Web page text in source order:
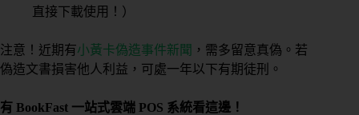
直接下載使用！）
注意！近期有小黃卡偽造事件新聞 ，需多留意真偽。若
偽造文書損害他人利益，可處一年以下有期徒刑。
有 BookFast 一站式雲端 POS 系統看這邊！